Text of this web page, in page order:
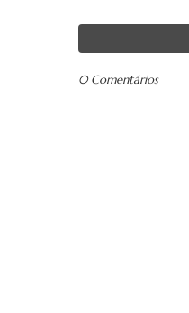
0 Comentários